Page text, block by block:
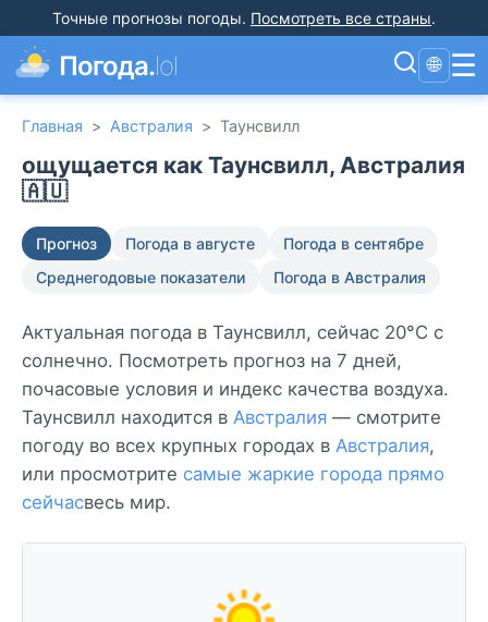
Точные прогнозы погоды. Посмотреть все страны.
Погода.lol 🌐 ☰
Главная > Австралия > Таунсвилл
ощущается как Таунсвилл, Австралия
🇦🇺
Прогноз Погода в августе
Погода в сентябре
Среднегодовые показатели
Погода в Австралия
Актуальная погода в Таунсвилл, сейчас 20°C с
солнечно. Посмотреть прогноз на 7 дней,
почасовые условия и индекс качества воздуха.
Таунсвилл находится в Австралия — смотрите
погоду во всех крупных городах в Австралия,
или просмотрите самые жаркие города прямо
сейчасвесь мир.